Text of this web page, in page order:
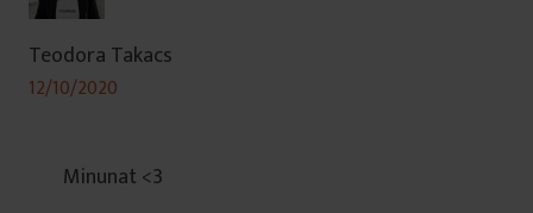
Teodora Takacs
12/10/2020
Minunat <3